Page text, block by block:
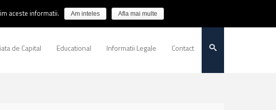
de Capital Educational Informatii Legale Contact
aceste informatii. Am inteles Afla mai multe